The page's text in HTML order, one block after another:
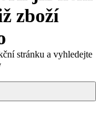
zboží
stránku a vyhledejte